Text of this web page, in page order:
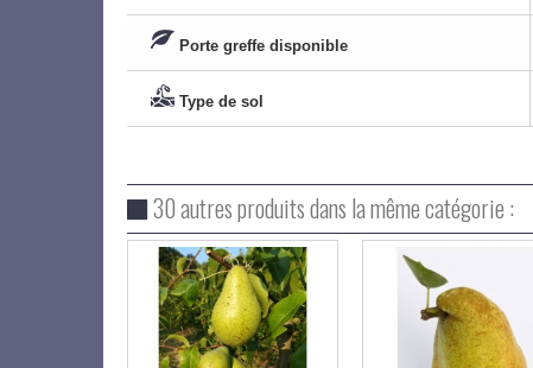
Porte greffe disponible
Type de sol
30 autres produits dans la même catégorie :